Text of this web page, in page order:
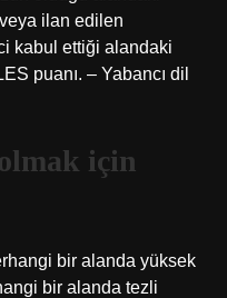
ilan edilen
kabul ettiği alandaki
puanı. – Yabancı dil
için
bir alanda yüksek
bir alanda tezli